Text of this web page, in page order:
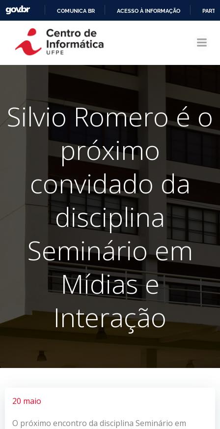
CONTEÚDO
COMUNICA BR ACESSO À INFORMAÇÃO
Silvio Romero é o
próximo
convidado da
disciplina
Seminário em
Mídias e
Interação
20 maio
O próximo encontro da disciplina Seminário em